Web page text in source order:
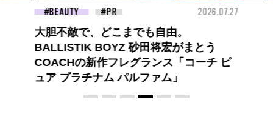
FASHION 2026.07.09
【PRADA × NI-KI(ENHYPEN)】時をかけ
る、ニューモード